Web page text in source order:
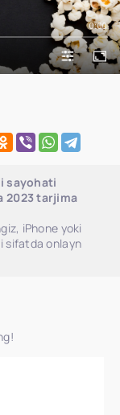
0:00
sayohati
2023 tarjima
iPhone yoki
sifatda onlayn